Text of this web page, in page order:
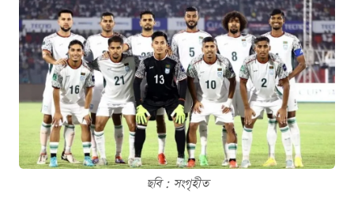
ছবি : সংগৃহীত